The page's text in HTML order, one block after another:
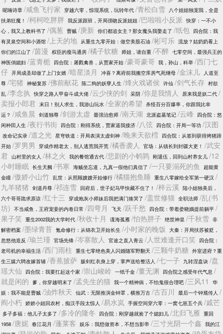
呢喃诗章 /咸鱼飞行家 穿越六零，惊现系统，玩转年代 /青松白雪
八个姐姐独宠我，全是
扶弟狂魔！ /柯柯吃胖胖 我反派跟班，开局强吻反派姐姐 /巴啦啦小反派 快穿：一不小
心，我又上教科书了 /偶葱 曹贼 /庚新 你们都追女主？那女魔头我娶走了 /纸包 四合院：我
有灵泉空间和小酒馆 /上天的地 从重生九零开始：做空美股石油 /彬可乐 流放？姑奶奶看上
你们的江山了 /茵漫 权臣的瘦马通房 /橘子软糖 师姐，请自重 /不醉 七零空间，最强兵王的
神医俏媳妇 /蓝青栀 四合院：屠戮禽兽，从贾家开始 /豪哥豪哥 我，孙山，科举 /西门七
仔 开局成圣却做了上门女婿 /暗星淡月 冲喜？离府前我搬空库房气死继母 /金沫儿 人道至
尊 /宅猪 神秘复苏 /佛前献花 陈二狗的妖孽人生 /烽火戏诸侯 许仙 /剑气长存 村欲
乱 /李念执 快穿之路人甲奋斗成大佬 /云少侠的剑 采阴 /你是我情人 原来我是妖二代 /
卖报小郎君 末日！别人求生，我游山玩水 /全家的希望 杀怪百分百爆率，你跟我比幸
运？ /咸鱼晨 剑道独尊 /剑游太虚 最强治愈师 /南天湖 北派盗墓笔记 /云峰
四合院：悠
闲种田人生 /夜行书街 四合院：刚得系统，贾家逼我接济 /八弦 四合院：开局一等功 /汉图
改命记实录 /道之光 星穹铁道：开局表演太虚剑神 /晚来天欲樰 四合院：从签到获得烤猪蹄
开始 /罗男男 穿成作精老太，别人逃荒我开荒 /橘香袭人 官场：从镇长到封疆大吏！ /武安
君 山村里的女人 /林之火 我的餐馆通古代 /悲剧的小鹌鹑 刚退伍，回到山村养女儿 /12
小时睡眠 长生天阙 /书寒 海贼坐忘道，九真一假他们真信了 /一只要溺死的鱼
超能黄
金瞳 /傲娇小山竹 乱世：从照顾嫂嫂开始修行 /橘猫抱鱼睡 重生八零嫁给全军第一硬汉 /
九羊猪猪 剑道丹尊 /祁连雪 回府后，世子妃马甲快藏不住了！ /梓云溪 陆小姐独美后，
六个哥哥跪求原谅 /红十三 穿成炮灰小师妹后我把满门揍哭了 /盖世修猫 全职法师 /乱(书
坊) 不当咸鱼，王府宠妾的内卷日常 /四弯月 飞天 /跃千愁 四合院：带着娄晓娥提前躺平 /
果子笑 重生2002我的大学时代 /秋收十月 谍海孤雁 /怕热胖子 绝世神皇 /千秋雪 非
解密档案 /墨绿青苔 氪命修行：从锦衣卫开始长生 /小时家的晚饭 大秦：开局扶苏被贬，
忽悠他造反 /瑜兰瑾 官场先锋 /岑寨散人 官途之直入青云 /人世难逢开口笑 四合院：
老司机的幸福生活 /西门雨柱 重生七零绝色美人闪婚随军野翻天 /三颗牛奶糖 外室进府？重
生三媒六聘改嫁首辅 /香蕉披萨 贩剑红衣身上穿，掌声送给整活人 /七一子 九转涅盘诀 /盘
瑶大仙
四合院：我要扛起这个家 /崇山峻岭 一纸千金 /董无渊 四合院之感受年代气息 /
就是闲的 爹，你穿越明末了 /孟先生的猫 我一个精神病，不怕鬼很合理吧 /三风11
华
娱：我不能是曹贼 /油炸秋天 仙武：无限推演金钟罩，横推万古 /古百川 最后一个钟馗传人 /
阎小朽 娇娇小姐回农村，痴汉手段太惊人 /易水岚 手握空间穿六零：一窝七崽五个兵 /戚芒
多子多福：他儿子太多了 /多冷的隆冬 四合院：刚穿越就捡了个媳妇儿 /北归飞雁 重回
1958 /唐妮 春江花月 /蓬莱客 娱乐：我想做资本，不想当影帝 /三寸光阴一个鑫 我的江